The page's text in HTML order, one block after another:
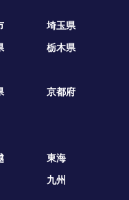
埼玉県
栃木県
京都府
東海
九州